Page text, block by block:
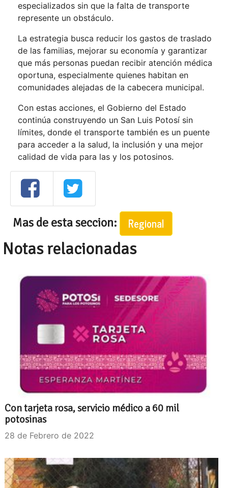
especializados sin que la falta de transporte
represente un obstáculo.
La estrategia busca reducir los gastos de traslado
de las familias, mejorar su economía y garantizar
que más personas puedan recibir atención médica
oportuna, especialmente quienes habitan en
comunidades alejadas de la cabecera municipal.
Con estas acciones, el Gobierno del Estado
continúa construyendo un San Luis Potosí sin
límites, donde el transporte también es un puente
para acceder a la salud, la inclusión y una mejor
calidad de vida para las y los potosinos.
Mas de esta seccion: Regional
Notas relacionadas
Con tarjeta rosa, servicio médico a 60 mil
potosinas
28 de Febrero de 2022